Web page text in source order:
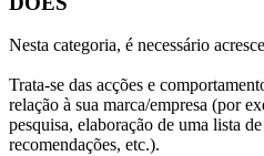
Nesta categoria, é necessário
Trata-se das acções e
relação à sua marca/empresa (por
pesquisa, elaboração de uma lista
recomendações, etc.).